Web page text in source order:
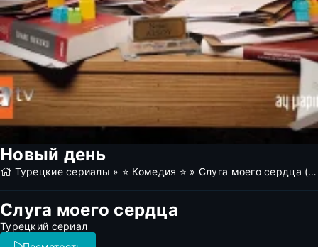
Новый день
Турецкие сериалы » ⭐ Комедия ⭐ » Слуга моего сердца (все серии)
Слуга моего сердца
Турецкий сериал